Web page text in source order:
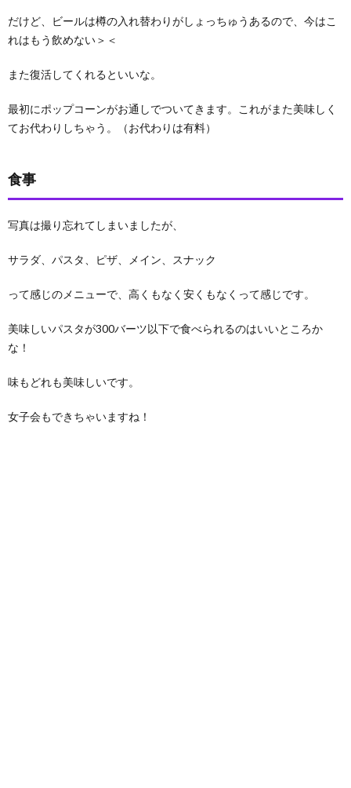
だけど、ビールは樽の入れ替わりがしょっちゅうあるので、今はこ
れはもう飲めない＞＜
また復活してくれるといいな。
最初にポップコーンがお通しでついてきます。これがまた美味しく
てお代わりしちゃう。（お代わりは有料）
食事
写真は撮り忘れてしまいましたが、
サラダ、パスタ、ピザ、メイン、スナック
って感じのメニューで、高くもなく安くもなくって感じです。
美味しいパスタが300バーツ以下で食べられるのはいいところか
な！
味もどれも美味しいです。
女子会もできちゃいますね！